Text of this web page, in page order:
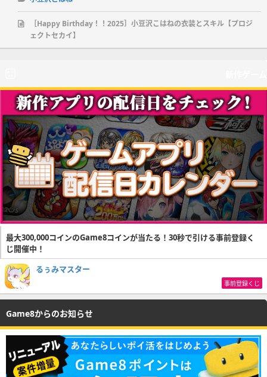
［Happy Birthday！！2025］小豆沢こはねの衣装とスキル【プロジ
ェクトセカイ】
最大300,000コインのGame8コインが当たる！30秒で引ける事前登録く
じ開催中！
るぅみマスター
事前登録くじ
Game8からのお知らせ